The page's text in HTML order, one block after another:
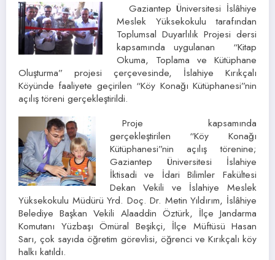
Gaziantep Üniversitesi İslâhiye
Meslek Yüksekokulu tarafından
Toplumsal Duyarlılık Projesi dersi
kapsamında uygulanan “Kitap
Okuma, Toplama ve Kütüphane
Oluşturma” projesi çerçevesinde, İslahiye Kırıkçalı
Köyünde faaliyete geçirilen “Köy Konağı Kütüphanesi”nin
açılış töreni gerçekleştirildi.
Proje kapsamında
gerçekleştirilen “Köy Konağı
Kütüphanesi”nin açılış törenine;
Gaziantep Üniversitesi İslahiye
İktisadi ve İdari Bilimler Fakültesi
Dekan Vekili ve İslahiye Meslek
Yüksekokulu Müdürü Yrd. Doç. Dr. Metin Yıldırım, İslâhiye
Belediye Başkan Vekili Alaaddin Öztürk, İlçe Jandarma
Komutanı Yüzbaşı Ömüral Beşikçi, İlçe Müftüsü Hasan
Sarı, çok sayıda öğretim görevlisi, öğrenci ve Kırıkçalı köy
halkı katıldı.